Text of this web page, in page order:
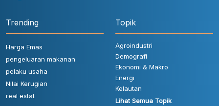
Trending
Harga Emas
pengeluaran makanan
pelaku usaha
Nilai Kerugian
real estat
Topik
Agroindustri
Demografi
Ekonomi & Makro
Energi
Kelautan
Lihat Semua Topik